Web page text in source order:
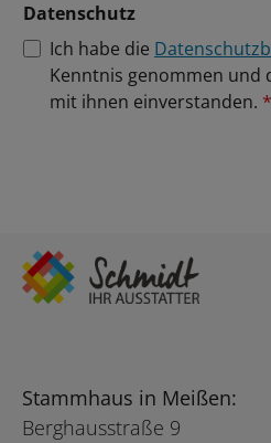
Datenschutz
Ich habe die
Kenntnis genommen und
mit ihnen einverstanden. *
Stammhaus in Meißen:
Berghausstraße 9